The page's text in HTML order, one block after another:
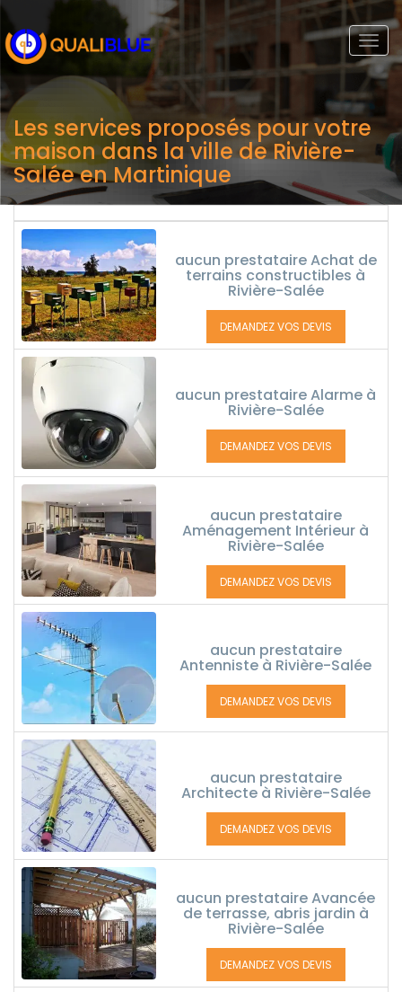
Les services proposés pour votre
maison dans la ville de Rivière-
Salée en Martinique
aucun prestataire Achat de
terrains constructibles à
Rivière-Salée
DEMANDEZ VOS DEVIS
aucun prestataire Alarme à
Rivière-Salée
DEMANDEZ VOS DEVIS
aucun prestataire
Aménagement Intérieur à
Rivière-Salée
DEMANDEZ VOS DEVIS
aucun prestataire
Antenniste à Rivière-Salée
DEMANDEZ VOS DEVIS
aucun prestataire
Architecte à Rivière-Salée
DEMANDEZ VOS DEVIS
aucun prestataire Avancée
de terrasse, abris jardin à
Rivière-Salée
DEMANDEZ VOS DEVIS